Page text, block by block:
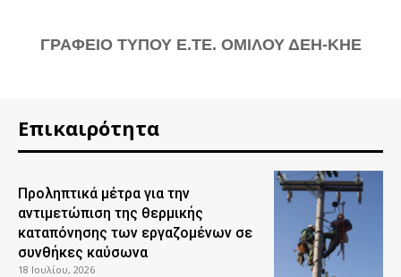
ΓΡΑΦΕΙΟ ΤΥΠΟΥ Ε.ΤΕ. ΟΜΙΛΟΥ ΔΕΗ-ΚΗΕ
Επικαιρότητα
Προληπτικά μέτρα για την
αντιμετώπιση της θερμικής
καταπόνησης των εργαζομένων σε
συνθήκες καύσωνα
18 Ιουλίου, 2026